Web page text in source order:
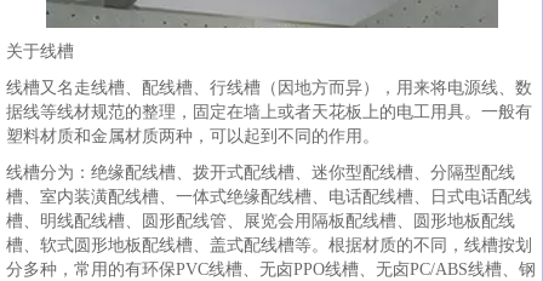
关于线槽
线槽又名走线槽、配线槽、行线槽（因地方而异），用来将电源线、数
据线等线材规范的整理，固定在墙上或者天花板上的电工用具。一般有
塑料材质和金属材质两种，可以起到不同的作用。
线槽分为：绝缘配线槽、拨开式配线槽、迷你型配线槽、分隔型配线
槽、室内装潢配线槽、一体式绝缘配线槽、电话配线槽、日式电话配线
槽、明线配线槽、圆形配线管、展览会用隔板配线槽、圆形地板配线
槽、软式圆形地板配线槽、盖式配线槽等。根据材质的不同，线槽按划
分多种，常用的有环保PVC线槽、无卤PPO线槽、无卤PC/ABS线槽、钢